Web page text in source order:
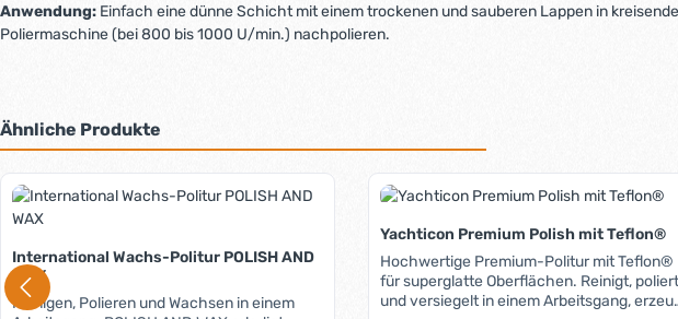
Anwendung: Einfach eine dünne Schicht mit einem trockenen und sauberen Lappen in
Poliermaschine (bei 800 bis 1000 U/min.) nachpolieren.
Ähnliche Produkte
Produktgalerie überspringen
International Wachs-Politur POLISH AND
WAX
Reinigen, Polieren und Wachsen in einem
Yachticon Premium Polish mit Teflon®
Hochwertige Premium-Politur mit Teflon®
für superglatte Oberflächen. Reinigt, poliert
und versiegelt in einem Arbeitsgang, erzeugt